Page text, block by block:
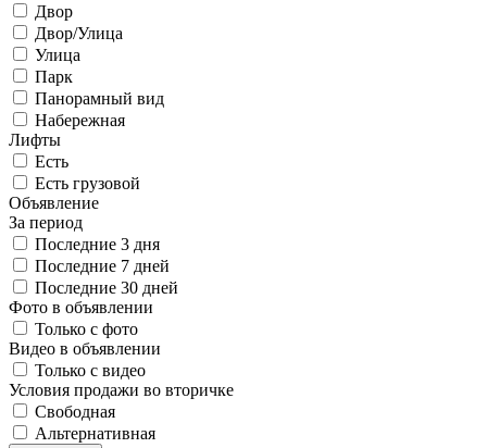
Двор
Двор/Улица
Улица
Парк
Панорамный вид
Набережная
Лифты
Есть
Есть грузовой
Объявление
За период
Последние 3 дня
Последние 7 дней
Последние 30 дней
Фото в объявлении
Только с фото
Видео в объявлении
Только с видео
Условия продажи во вторичке
Свободная
Альтернативная